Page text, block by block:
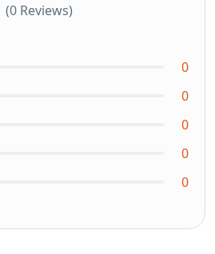
(0 Reviews)
0
0
0
0
0